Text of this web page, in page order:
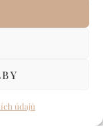
údajů